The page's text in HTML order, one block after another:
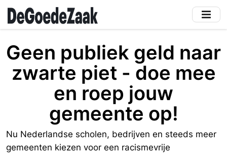
Skip
main
content
Geen publiek geld naar
zwarte piet - doe mee
en roep jouw
gemeente op!
Nu Nederlandse scholen, bedrijven en steeds meer
gemeenten kiezen voor een racismevrije